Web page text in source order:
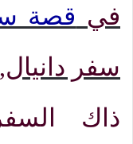
في قصة
سفر دانيال,
ذاك